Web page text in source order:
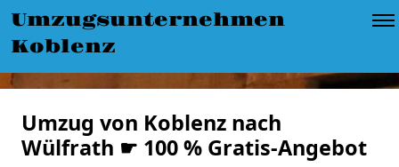
Umzugsunternehmen
Koblenz
Umzug von Koblenz nach
Wülfrath ☛ 100 % Gratis-Angebot